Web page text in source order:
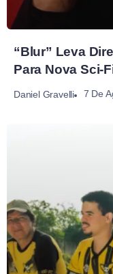
“Blur” Leva
Para Nova Sci-
Daniel Gravelli 7 De